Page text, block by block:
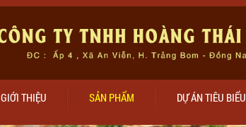
GIỚI THIỆU SẢN PHẨM DỰ ÁN TIÊU BIỂU